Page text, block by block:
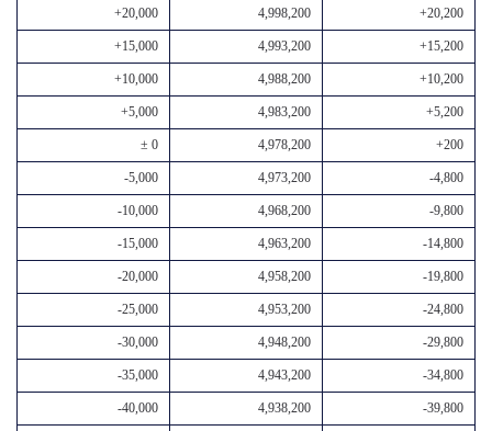
+20,000 4,998,200 +20,200
+15,000 4,993,200 +15,200
+10,000 4,988,200 +10,200
+5,000 4,983,200 +5,200
± 0 4,978,200 +200
-5,000 4,973,200 -4,800
-10,000 4,968,200 -9,800
-15,000 4,963,200 -14,800
-20,000 4,958,200 -19,800
-25,000 4,953,200 -24,800
-30,000 4,948,200 -29,800
-35,000 4,943,200 -34,800
-40,000 4,938,200 -39,800